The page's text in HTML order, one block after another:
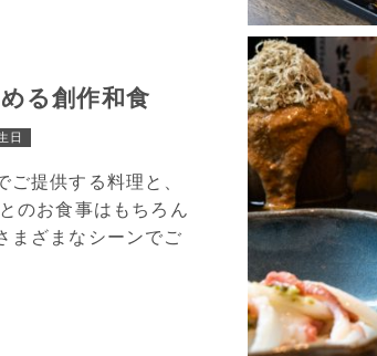
る創作和食
日
提供する料理と、
のお食事はもちろん
まざまなシーンでご